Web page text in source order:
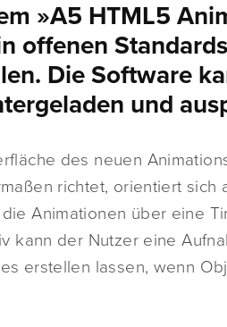
»A5 HTML5
offenen
Die Software
und
des neuen
richtet, orientiert
Animationen über eine
kann der Nutzer eine
erstellen lassen, wenn